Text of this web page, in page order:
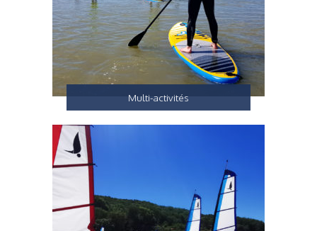
Multi-activités